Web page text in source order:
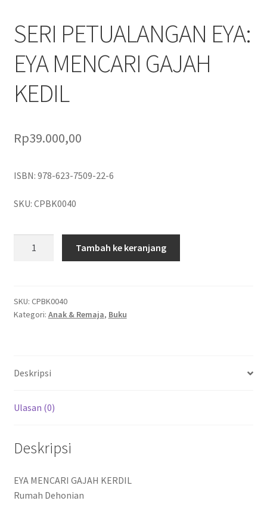
SERI PETUALANGAN EYA:
EYA MENCARI GAJAH
KEDIL
Rp39.000,00
ISBN: 978-623-7509-22-6
SKU: CPBK0040
EYA
MENCARI
Tambah ke keranjang
SKU: CPBK0040
Kategori: Anak & Remaja, Buku
Deskripsi
Ulasan (0)
Deskripsi
EYA MENCARI GAJAH KERDIL
Rumah Dehonian